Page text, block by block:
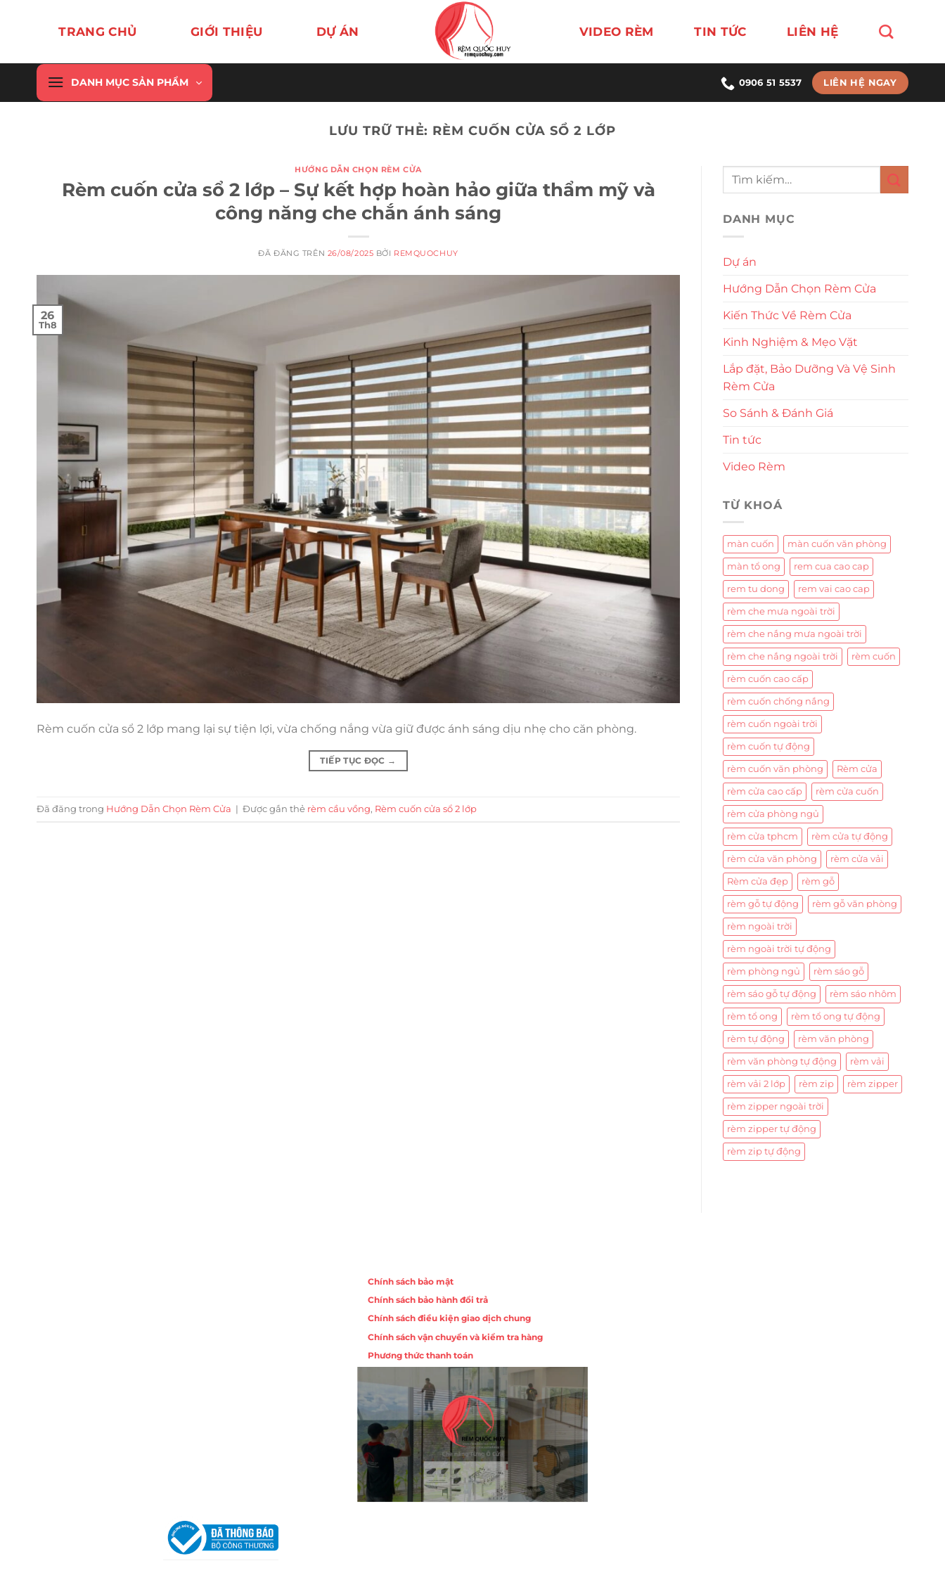
dung
TRANG CHỦ GIỚI THIỆU DỰ ÁN VIDEO RÈM TIN TỨC LIÊN HỆ
DANH MỤC SẢN PHẨM 0906 51 5537 LIÊN HỆ NGAY
LƯU TRỮ THẺ: RÈM CUỐN CỬA SỔ 2 LỚP
HƯỚNG DẪN CHỌN RÈM CỬA
Rèm cuốn cửa sổ 2 lớp – Sự kết hợp hoàn hảo giữa thẩm mỹ và
công năng che chắn ánh sáng
ĐÃ ĐĂNG TRÊN 26/08/2025 BỞI REMQUOCHUY
26
Th8
Rèm cuốn cửa sổ 2 lớp mang lại sự tiện lợi, vừa chống nắng vừa giữ được ánh sáng dịu nhẹ cho căn phòng.
TIẾP TỤC ĐỌC →
Đã đăng trong Hướng Dẫn Chọn Rèm Cửa | Được gắn thẻ rèm cầu vồng, Rèm cuốn cửa sổ 2 lớp
DANH MỤC
Dự án
Hướng Dẫn Chọn Rèm Cửa
Kiến Thức Về Rèm Cửa
Kinh Nghiệm & Mẹo Vặt
Lắp đặt, Bảo Dưỡng Và Vệ Sinh
Rèm Cửa
So Sánh & Đánh Giá
Tin tức
Video Rèm
TỪ KHOÁ
màn cuốn màn cuốn văn phòng
màn tổ ong rem cua cao cap
rem tu dong rem vai cao cap
rèm che mưa ngoài trời
rèm che nắng mưa ngoài trời
rèm che nắng ngoài trời rèm cuốn
rèm cuốn cao cấp
rèm cuốn chống nắng
rèm cuốn ngoài trời
rèm cuốn tự động
rèm cuốn văn phòng Rèm cửa
rèm cửa cao cấp rèm cửa cuốn
rèm cửa phòng ngủ
rèm cửa tphcm rèm cửa tự động
rèm cửa văn phòng rèm cửa vải
Rèm cửa đẹp rèm gỗ
rèm gỗ tự động rèm gỗ văn phòng
rèm ngoài trời
rèm ngoài trời tự động
rèm phòng ngủ rèm sáo gỗ
rèm sáo gỗ tự động rèm sáo nhôm
rèm tổ ong rèm tổ ong tự động
rèm tự động rèm văn phòng
rèm văn phòng tự động rèm vải
rèm vải 2 lớp rèm zip rèm zipper
rèm zipper ngoài trời
rèm zipper tự động
rèm zip tự động
Chính sách bảo mật
Chính sách bảo hành đổi trả
Chính sách điều kiện giao dịch chung
Chính sách vận chuyển và kiểm tra hàng
Phương thức thanh toán